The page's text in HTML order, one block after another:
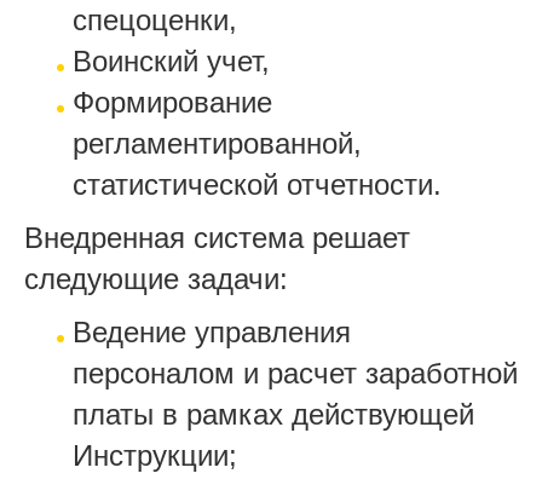
спецоценки,
Воинский учет,
Формирование
регламентированной,
статистической отчетности.
Внедренная система решает
следующие задачи:
Ведение управления
персоналом и расчет заработной
платы в рамках действующей
Инструкции;